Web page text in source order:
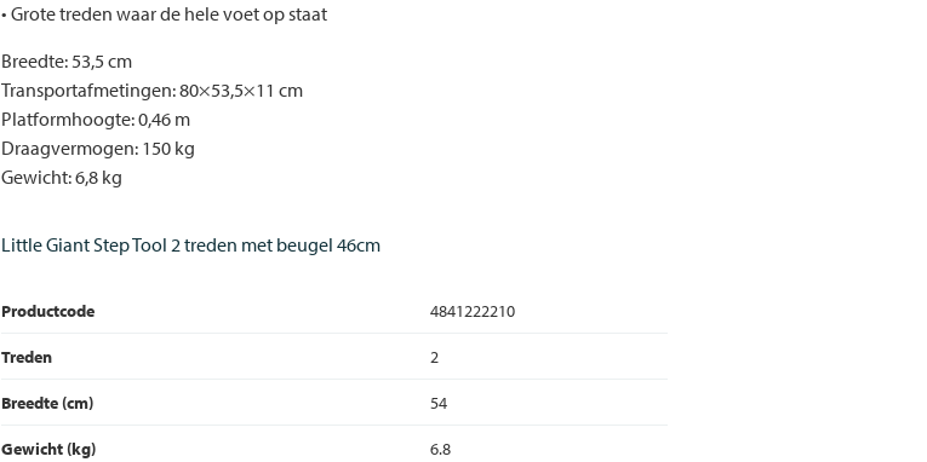
• Grote treden waar de hele voet op staat
Breedte: 53,5 cm
Transportafmetingen: 80×53,5×11 cm
Platformhoogte: 0,46 m
Draagvermogen: 150 kg
Gewicht: 6,8 kg
Little Giant Step Tool 2 treden met beugel 46cm
Productcode
4841222210
Treden
2
Breedte (cm)
54
Gewicht (kg)
6.8